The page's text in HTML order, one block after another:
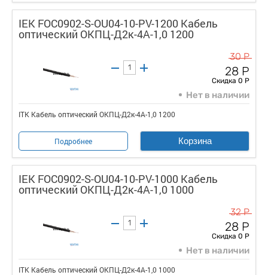
IEK FOC0902-S-OU04-10-PV-1200 Кабель
оптический ОКПЦ-Д2к-4А-1,0 1200
30 Р
28 Р
Скидка 0 Р
Нет в наличии
ITK Кабель оптический ОКПЦ-Д2к-4А-1,0 1200
Подробнее Корзина
IEK FOC0902-S-OU04-10-PV-1000 Кабель
оптический ОКПЦ-Д2к-4А-1,0 1000
32 Р
28 Р
Скидка 0 Р
Нет в наличии
ITK Кабель оптический ОКПЦ-Д2к-4А-1,0 1000